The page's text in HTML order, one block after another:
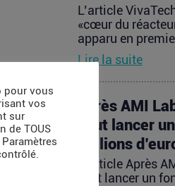
L’article
«cœur du
apparu en
Lire la suite
Après AMI
veut lancer
millions
L’article Après
veut lancer un
pour vous
vos
sur
de TOUS